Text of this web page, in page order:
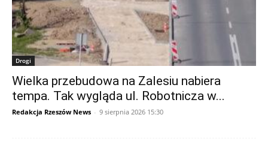
Drogi
Wielka przebudowa na Zalesiu nabiera
tempa. Tak wygląda ul. Robotnicza w...
Redakcja Rzeszów News - 9 sierpnia 2026 15:30